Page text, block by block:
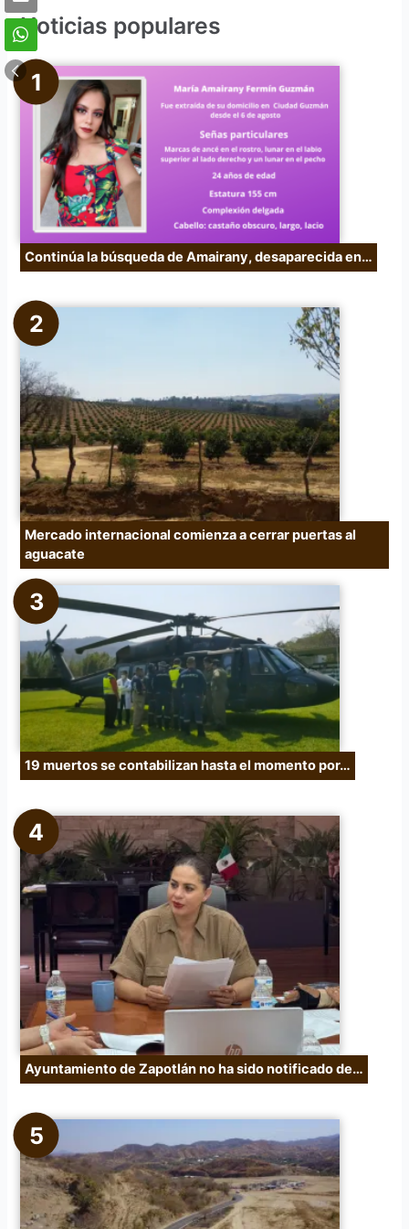
a
r
p
o
Noticias populares
Continúa la búsqueda de Amairany, desaparecida en…
Mercado internacional comienza a cerrar puertas al
aguacate
19 muertos se contabilizan hasta el momento por…
Ayuntamiento de Zapotlán no ha sido notificado de…